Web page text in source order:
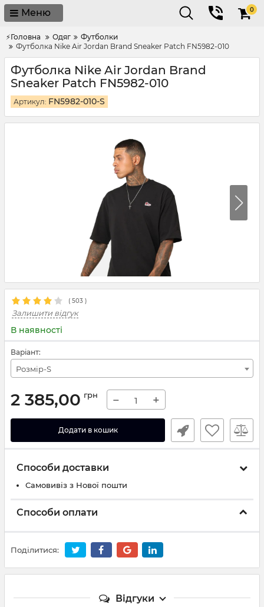
Меню 0
⚡Головна Одяг
Футболки
Футболка Nike Air Jordan Brand Sneaker Patch FN5982-010
Футболка Nike Air Jordan Brand
Sneaker Patch FN5982-010
Артикул: FN5982-010-S
( 503 )
Залишити відгук
В наявності
Варіант:
Розмір-S
2 385,00 грн − +
Додати в кошик
Способи доставки
Самовивіз з Нової пошти
Способи оплати
Поділитися:
Відгуки